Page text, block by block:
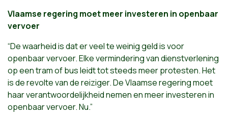
Vlaamse regering moet meer investeren in openbaar
vervoer
“De waarheid is dat er veel te weinig geld is voor
openbaar vervoer. Elke vermindering van dienstverlening
op een tram of bus leidt tot steeds meer protesten. Het
is de revolte van de reiziger. De Vlaamse regering moet
haar verantwoordelijkheid nemen en meer investeren in
openbaar vervoer. Nu.”